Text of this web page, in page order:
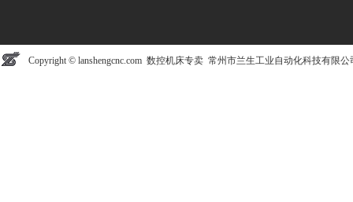
Copyright © lanshengcnc.com 数控机床专卖 常州市兰生工业自动化科技有限